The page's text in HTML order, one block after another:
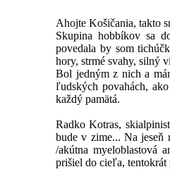
Ahojte Košičania, takto
Skupina hobbíkov sa
povedala by som
hory, strmé svahy, silný
Bol jedným z nich a
ľudských povahách,
každý pamätá.
Radko Kotras,
bude v zime... Na jeseň
/akútna myeloblastová
prišiel do cieľa, tentokrát